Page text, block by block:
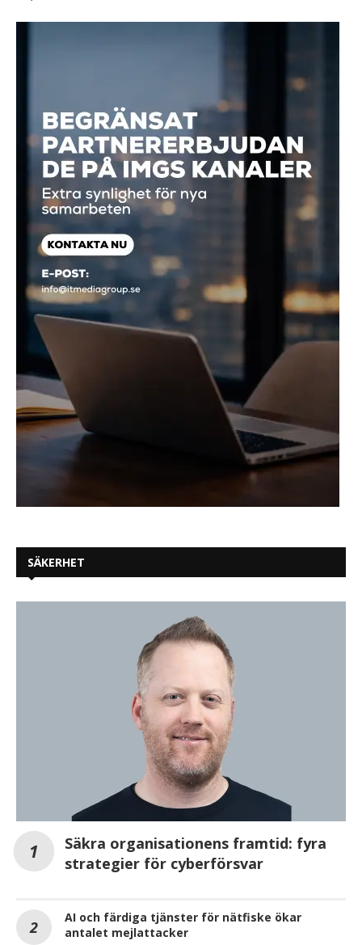
SÄKERHET
Säkra organisationens framtid: fyra
strategier för cyberförsvar
AI och färdiga tjänster för nätfiske ökar
antalet mejlattacker